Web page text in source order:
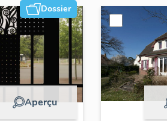
Dossier
Aperçu